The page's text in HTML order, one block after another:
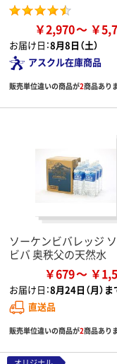
￥2,970 ￥
お届け日：8月8日（土）
アスクル在庫商品
販売単位違いの商品が2商品あり
ソーケンビバレッジ
ビバ 奥秩父の天然水
￥679 ￥
お届け日：8月24日（月）ま
直送品
販売単位違いの商品が2商品あり